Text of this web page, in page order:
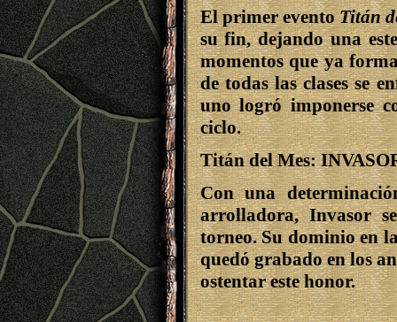
El primer eventoTitán
su fin, dejando una
momentos que ya
de todas las clases se
uno logró imponerse
ciclo.
Titán del Mes:
Con una
arrolladora,Invasorse
torneo. Su dominio en
quedó grabado en los
ostentar este honor.